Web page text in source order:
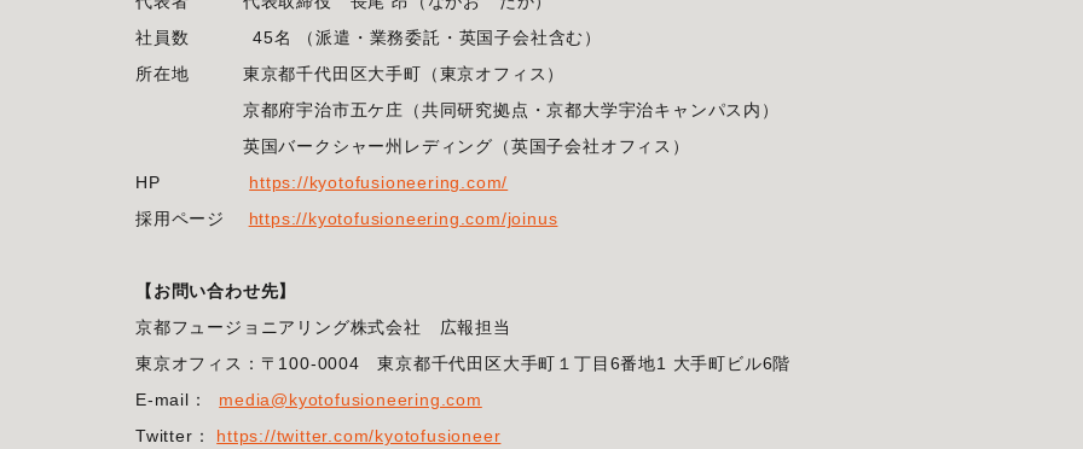
社員数 45名 （派遣・業務委託・英国子会社含む）
所在地 東京都千代田区大手町（東京オフィス）
京都府宇治市五ケ庄（共同研究拠点・京都大学宇治キャンパス内）
英国バークシャー州レディング（英国子会社オフィス）
HP https://kyotofusioneering.com/
採用ページ https://kyotofusioneering.com/joinus
【お問い合わせ先】
京都フュージョニアリング株式会社 広報担当
東京オフィス：〒100-0004 東京都千代田区大手町１丁目6番地1 大手町ビル6階
E-mail： media@kyotofusioneering.com
Twitter： https://twitter.com/kyotofusioneer